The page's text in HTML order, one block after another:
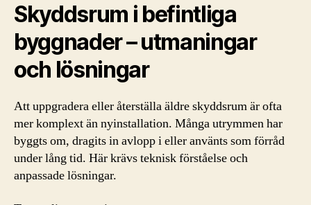
Skyddsrum i befintliga
byggnader – utmaningar
och lösningar
Att uppgradera eller återställa äldre skyddsrum är ofta
mer komplext än nyinstallation. Många utrymmen har
byggts om, dragits in avlopp i eller använts som förråd
under lång tid. Här krävs teknisk förståelse och
anpassade lösningar.